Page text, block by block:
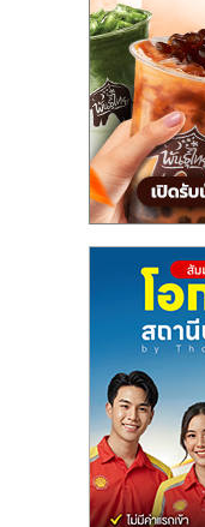
ไชส์
ขาย
หน้า
บ้าน
ลงทุน
น้อย